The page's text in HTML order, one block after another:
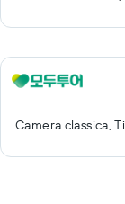
Camera classica,